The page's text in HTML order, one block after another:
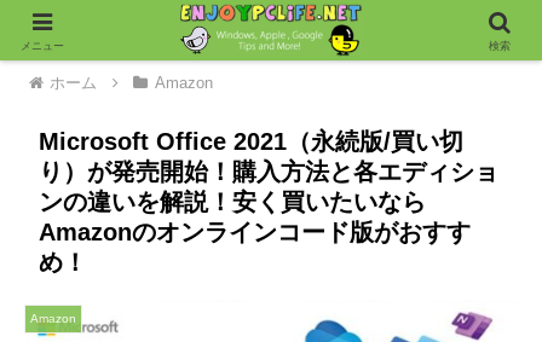
ホーム Amazon
Microsoft Office 2021（永続版/買い切
り）が発売開始！購入方法と各エディショ
ンの違いを解説！安く買いたいなら
Amazonのオンラインコード版がおすす
め！
Amazon
メニュー 検索